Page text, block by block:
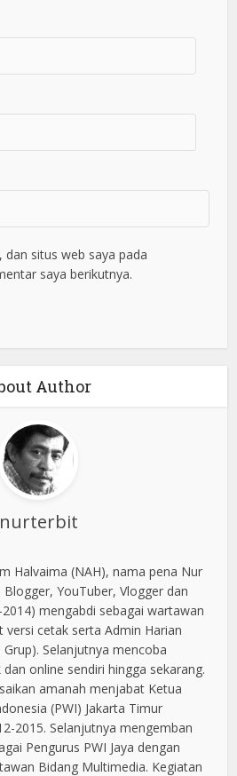
dan situs web saya pada
saya berikutnya.
Author
nurterbit
Halvaima (NAH), nama pena Nur
YouTuber, Vlogger dan
mengabdi sebagai wartawan
versi cetak serta Admin Harian
Selanjutnya mencoba
online sendiri hingga sekarang.
amanah menjabat Ketua
(PWI) Jakarta Timur
2015. Selanjutnya mengemban
Pengurus PWI Jaya dengan
Bidang Multimedia. Kegiatan